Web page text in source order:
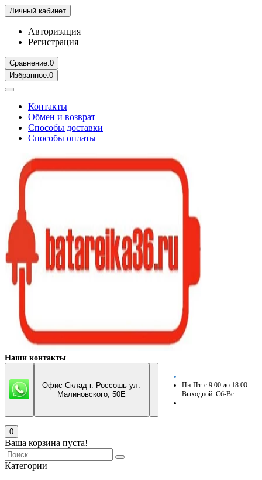
Личный кабинет
Авторизация
Регистрация
Сравнение:0
Избранное:0
Контакты
Обмен и возврат
Способы доставки
Способы оплаты
Наши контакты
Офис-Склад г. Россошь ул.
Малиновского, 50Е
Пн-Пт. с 9:00 до 18:00
Выходной: Сб-Вс.
0
Ваша корзина пуста!
Категории